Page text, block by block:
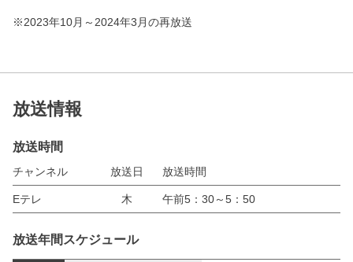
※2023年10月～2024年3月の再放送
放送情報
放送時間
チャンネル 放送日 放送時間
Eテレ 木 午前5：30～5：50
放送年間スケジュール